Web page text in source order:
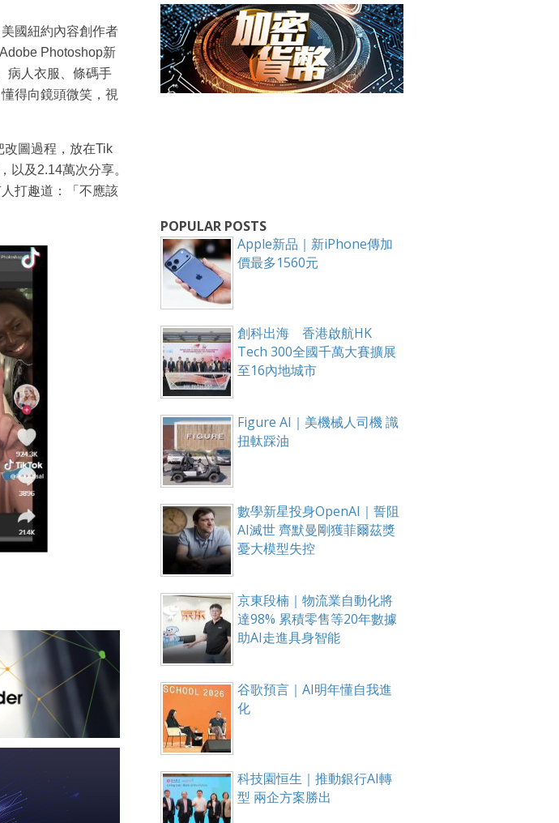
國紐約內容創作者
Photoshop新
病人衣服、條碼手
得向鏡頭微笑，視
圖過程，放在Tik
以及2.14萬次分享。
打趣道：「不應該
POPULAR POSTS
Apple新品｜新iPhone傳加
價最多1560元
創科出海 香港啟航HK
Tech 300全國千萬大賽擴展
至16內地城市
Figure AI｜美機械人司機 識
扭軚踩油
數學新星投身OpenAI｜誓阻
AI滅世 齊默曼剛獲菲爾茲獎
憂大模型失控
京東段楠｜物流業自動化將
達98% 累積零售等20年數據
助AI走進具身智能
谷歌預言｜AI明年懂自我進
化
科技園恒生｜推動銀行AI轉
型 兩企方案勝出
員
業懶人包），直達郵箱！